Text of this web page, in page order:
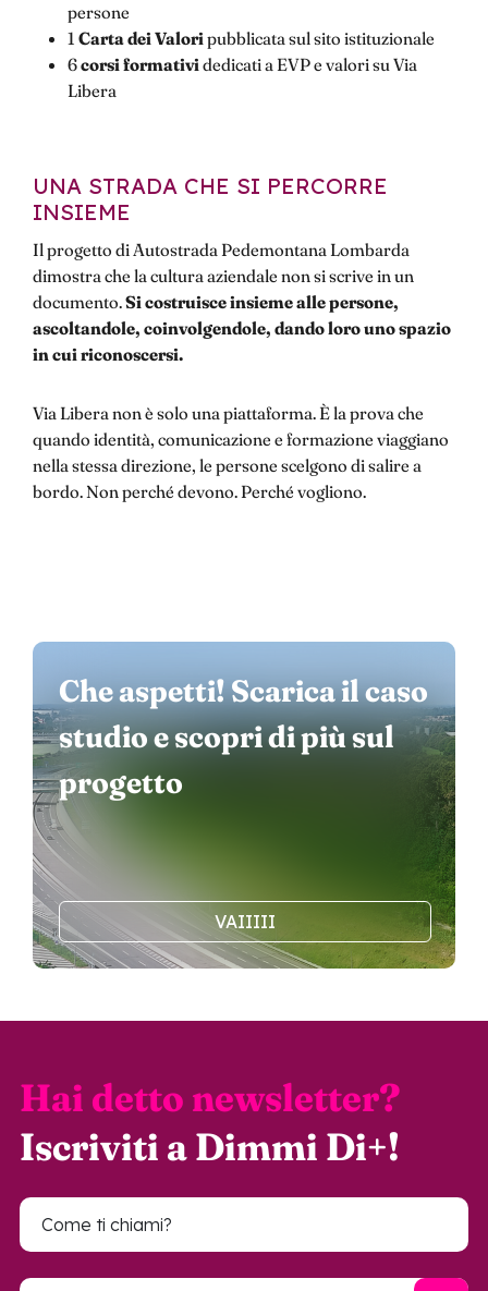
persone
1 Carta dei Valoripubblicata sul sito istituzionale
6corsi formatividedicati a EVP e valori su Via
Libera
UNA STRADA CHE SI PERCORRE
INSIEME
Il progetto di Autostrada Pedemontana Lombarda
dimostra che la cultura aziendale non si scrive in un
documento.Si costruisce insieme alle persone,
ascoltandole, coinvolgendole, dando loro uno spazio
in cui riconoscersi.
Via Libera non è solo una piattaforma. È la prova che
quando identità, comunicazione e formazione viaggiano
nella stessa direzione, le persone scelgono di salire a
bordo. Non perché devono. Perché vogliono.
Che aspetti! Scarica il caso
studio e scopri di più sul
progetto
VAIIIII
Hai detto newsletter?
Iscriviti a Dimmi Di+!